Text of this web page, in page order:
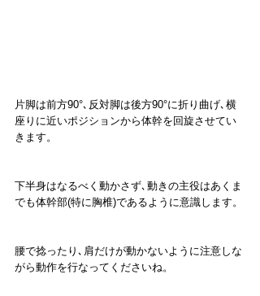
片脚は前方90°､反対脚は後方90°に折り曲げ､横
座りに近いポジションから体幹を回旋させてい
きます。
下半身はなるべく動かさず､動きの主役はあくま
でも体幹部(特に胸椎)であるように意識します。
腰で捻ったり､肩だけが動かないように注意しな
がら動作を行なってくださいね。